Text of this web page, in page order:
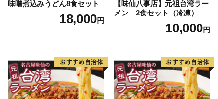
味噌煮込みうどん8食セット
18,000円
【味仙八事店】元祖台湾ラー
メン 2食セット（冷凍）
10,000円